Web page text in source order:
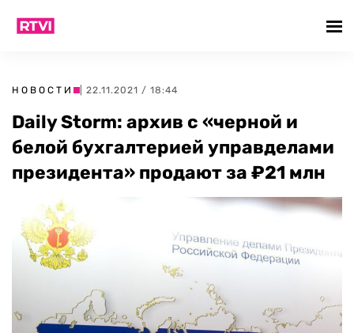
НОВОСТИ | 22.11.2021 / 18:44
Daily Storm: архив с «черной и
белой бухгалтерией управделами
президента» продают за ₽21 млн